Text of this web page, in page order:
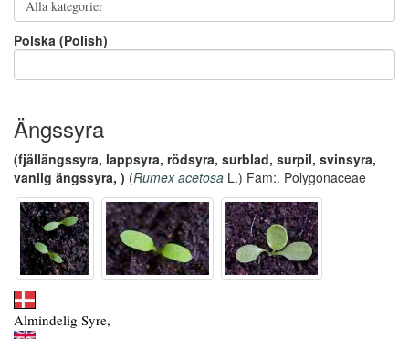
Polska (Polish)
Ängssyra
(fjällängssyra, lappsyra, rödsyra, surblad, surpil, svinsyra,
vanlig ängssyra, ) (Rumex acetosa L.) Fam:. Polygonaceae
Almindelig Syre,